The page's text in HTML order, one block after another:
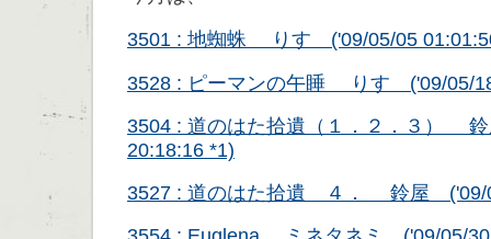
3501 : 地蜘蛛 りす ('09/05/05
3528 : ピーマンの午睡 りす ('09/05/
3504 : 道のはた拾遺（１．２．３）
20:18:16 *1)
3527 : 道のはた拾遺 ４． 鈴屋 ('09/